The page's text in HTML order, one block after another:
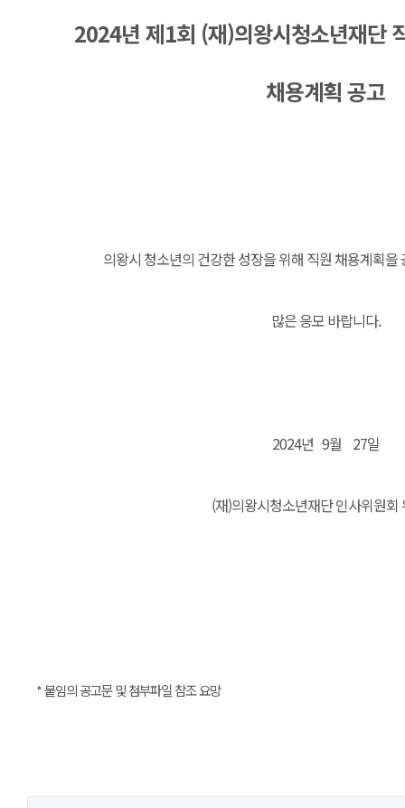
2024년 제1회 (재)의왕시청소년재단
채용계획 공고
의왕시 청소년의 건강한 성장을 위해 직원 채용계획
많은 응모 바랍니다.
2024년 9월 27일
(재)의왕시청소년재단 인사위원회
* 붙임의 공고문 및 첨부파일 참조 요망